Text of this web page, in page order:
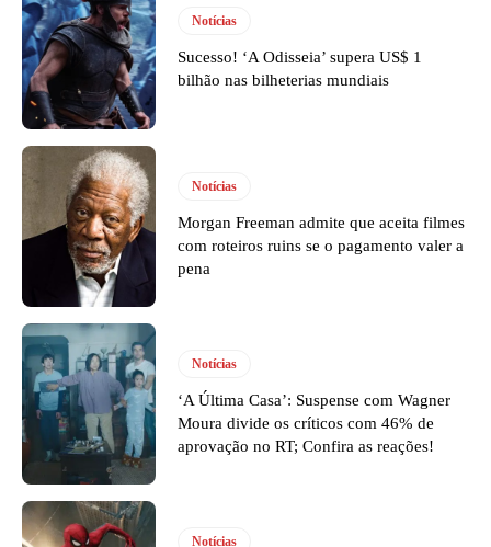
Notícias
Sucesso! ‘A Odisseia’ supera US$ 1
bilhão nas bilheterias mundiais
Notícias
Morgan Freeman admite que aceita filmes
com roteiros ruins se o pagamento valer a
pena
Notícias
‘A Última Casa’: Suspense com Wagner
Moura divide os críticos com 46% de
aprovação no RT; Confira as reações!
Notícias